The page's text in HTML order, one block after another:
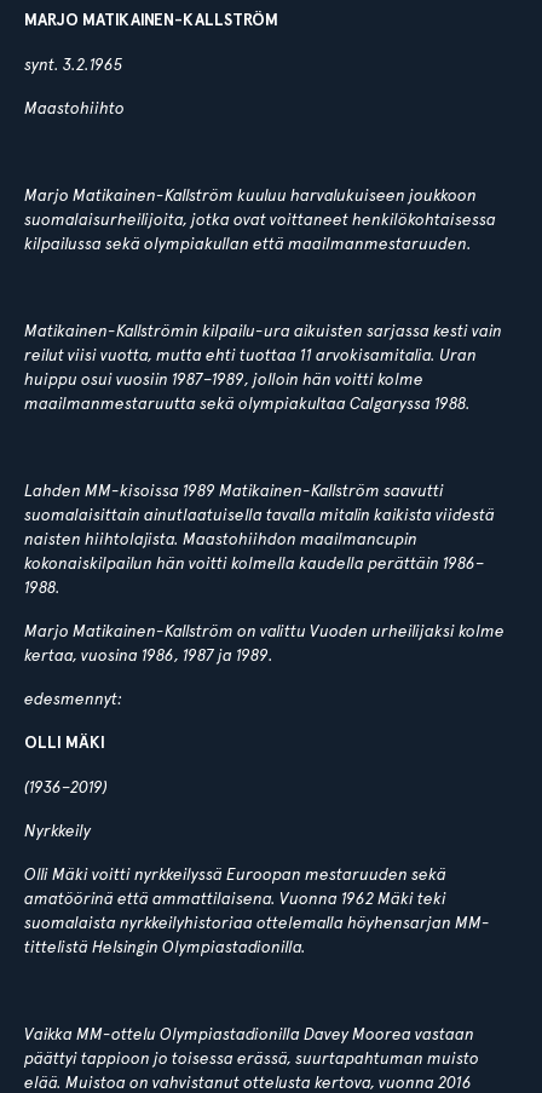
MARJO MATIKAINEN-KALLSTRÖM
synt. 3.2.1965
Maastohiihto
Marjo Matikainen-Kallström kuuluu harvalukuiseen joukkoon
suomalaisurheilijoita, jotka ovat voittaneet henkilökohtaisessa
kilpailussa sekä olympiakullan että maailmanmestaruuden.
Matikainen-Kallströmin kilpailu-ura aikuisten sarjassa kesti vain
reilut viisi vuotta, mutta ehti tuottaa 11 arvokisamitalia. Uran
huippu osui vuosiin 1987–1989, jolloin hän voitti kolme
maailmanmestaruutta sekä olympiakultaa Calgaryssa 1988.
Lahden MM-kisoissa 1989 Matikainen-Kallström saavutti
suomalaisittain ainutlaatuisella tavalla mitalin kaikista viidestä
naisten hiihtolajista. Maastohiihdon maailmancupin
kokonaiskilpailun hän voitti kolmella kaudella perättäin 1986–
1988.
Marjo Matikainen-Kallström on valittu Vuoden urheilijaksi kolme
kertaa, vuosina 1986, 1987 ja 1989.
edesmennyt:
OLLI MÄKI
(1936–2019)
Nyrkkeily
Olli Mäki voitti nyrkkeilyssä Euroopan mestaruuden sekä
amatöörinä että ammattilaisena. Vuonna 1962 Mäki teki
suomalaista nyrkkeilyhistoriaa ottelemalla höyhensarjan MM-
tittelistä Helsingin Olympiastadionilla.
Vaikka MM-ottelu Olympiastadionilla Davey Moorea vastaan
päättyi tappioon jo toisessa erässä, suurtapahtuman muisto
elää. Muistoa on vahvistanut ottelusta kertova, vuonna 2016